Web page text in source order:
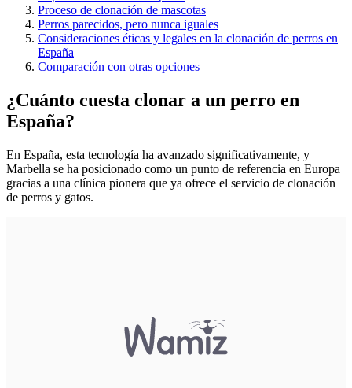
Proceso de clonación de mascotas
Perros parecidos, pero nunca iguales
Consideraciones éticas y legales en la clonación de perros en
España
Comparación con otras opciones
¿Cuánto cuesta clonar a un perro en
España?
En España, esta tecnología ha avanzado significativamente, y
Marbella se ha posicionado como un punto de referencia en Europa
gracias a una clínica pionera que ya ofrece el servicio de clonación
de perros y gatos.